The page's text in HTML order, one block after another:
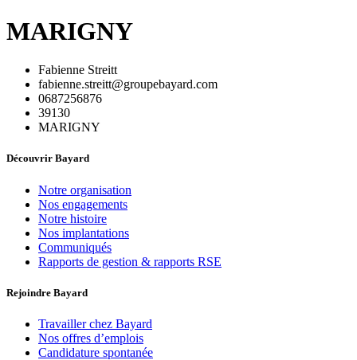
MARIGNY
Fabienne Streitt
fabienne.streitt@groupebayard.com
0687256876
39130
MARIGNY
Découvrir Bayard
Notre organisation
Nos engagements
Notre histoire
Nos implantations
Communiqués
Rapports de gestion & rapports RSE
Rejoindre Bayard
Travailler chez Bayard
Nos offres d’emplois
Candidature spontanée